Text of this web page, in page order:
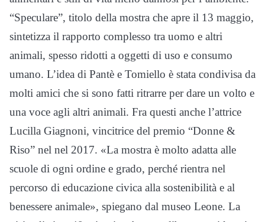
“Speculare”, titolo della mostra che apre il 13 maggio,
sintetizza il rapporto complesso tra uomo e altri
animali, spesso ridotti a oggetti di uso e consumo
umano. L’idea di Pantè e Tomiello è stata condivisa da
molti amici che si sono fatti ritrarre per dare un volto e
una voce agli altri animali. Fra questi anche l’attrice
Lucilla Giagnoni, vincitrice del premio “Donne &
Riso” nel nel 2017. «La mostra è molto adatta alle
scuole di ogni ordine e grado, perché rientra nel
percorso di educazione civica alla sostenibilità e al
benessere animale», spiegano dal museo Leone. La